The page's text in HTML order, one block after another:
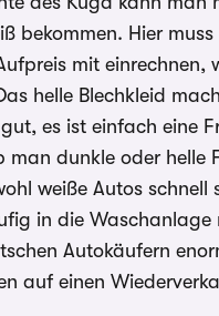
bekommen. Hier
mit einrechnen,
helle Blechkleid
es ist einfach eine
man dunkle oder helle
weiße Autos schnell
in die Waschanlage
Autokäufern
auf einen